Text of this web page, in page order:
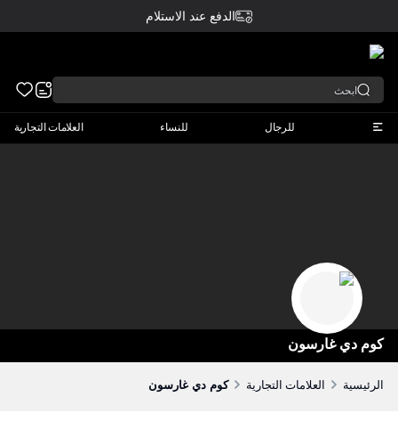
الدفع عند الاستلام
للرجال للنساء العلامات التجارية
كوم دي غارسون
الرئيسية العلامات التجارية كوم دي غارسون